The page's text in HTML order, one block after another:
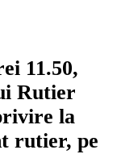
11.50,
Rutier
la
rutier, pe